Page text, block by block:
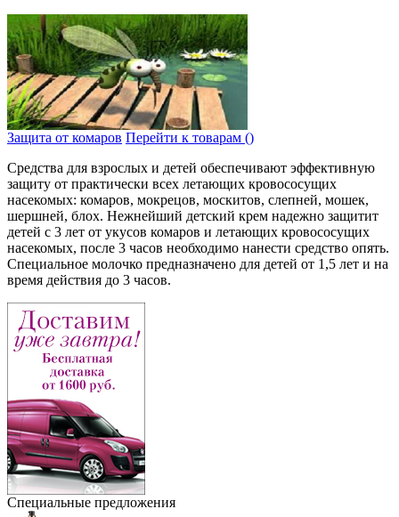
Защита от комаров Перейти к товарам ()
Средства для взрослых и детей обеспечивают эффективную
защиту от практически всех летающих кровососущих
насекомых: комаров, мокрецов, москитов, слепней, мошек,
шершней, блох. Нежнейший детский крем надежно защитит
детей с 3 лет от укусов комаров и летающих кровососущих
насекомых, после 3 часов необходимо нанести средство опять.
Специальное молочко предназначено для детей от 1,5 лет и на
время действия до 3 часов.
Специальные предложения